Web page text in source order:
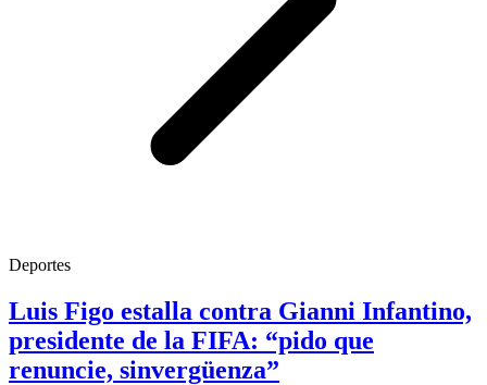
Deportes
Luis Figo estalla contra Gianni Infantino,
presidente de la FIFA: “pido que
renuncie, sinvergüenza”